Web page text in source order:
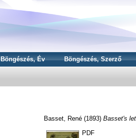
Böngészés, Év Böngészés, Szerző
Basset, René (1893) Basset's
PDF